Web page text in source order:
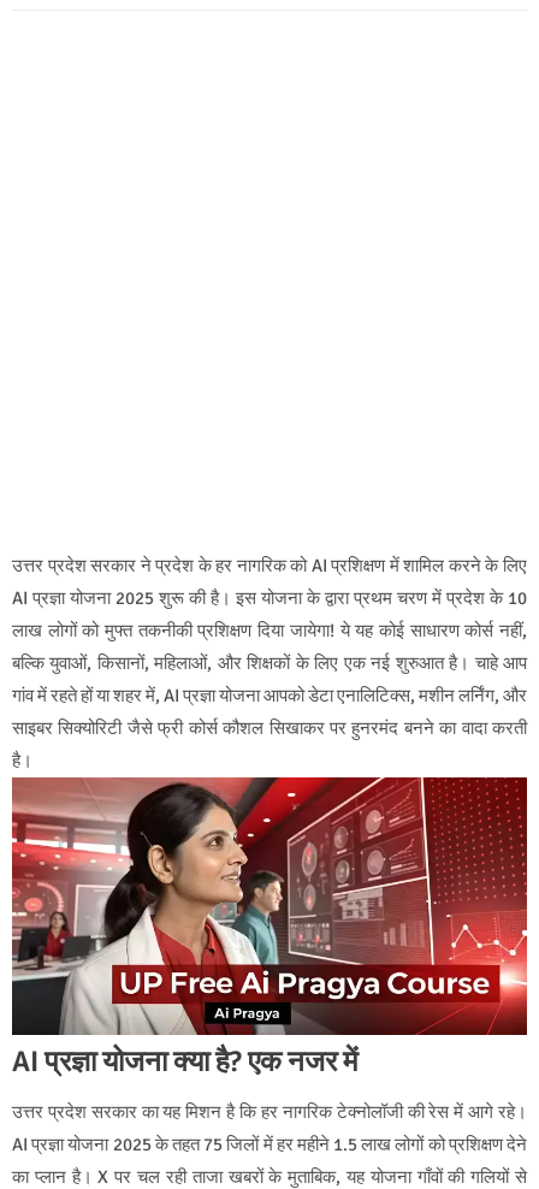
उत्तर प्रदेश सरकार ने प्रदेश के हर नागरिक को AI प्रशिक्षण में शामिल करने के लिए
AI प्रज्ञा योजना 2025 शुरू की है। इस योजना के द्वारा प्रथम चरण में प्रदेश के 10
लाख लोगों को मुफ्त तकनीकी प्रशिक्षण दिया जायेगा! ये यह कोई साधारण कोर्स नहीं,
बल्कि युवाओं, किसानों, महिलाओं, और शिक्षकों के लिए एक नई शुरुआत है। चाहे आप
गांव में रहते हों या शहर में, AI प्रज्ञा योजना आपको डेटा एनालिटिक्स, मशीन लर्निंग, और
साइबर सिक्योरिटी जैसे फ्री कोर्स कौशल सिखाकर पर हुनरमंद बनने का वादा करती
है।
AI प्रज्ञा योजना क्या है? एक नजर में
उत्तर प्रदेश सरकार का यह मिशन है कि हर नागरिक टेक्नोलॉजी की रेस में आगे रहे।
AI प्रज्ञा योजना 2025 के तहत 75 जिलों में हर महीने 1.5 लाख लोगों को प्रशिक्षण देने
का प्लान है। X पर चल रही ताजा खबरों के मुताबिक, यह योजना गाँवों की गलियों से